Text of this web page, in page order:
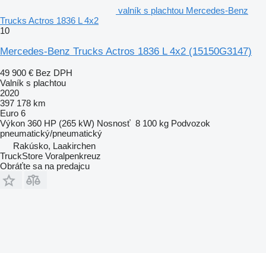
valník s plachtou Mercedes-Benz
Trucks Actros 1836 L 4x2
10
Mercedes-Benz Trucks Actros 1836 L 4x2 (15150G3147)
49 900 € Bez DPH
Valník s plachtou
2020
397 178 km
Euro 6
Výkon 360 HP (265 kW) Nosnosť 8 100 kg Podvozok
pneumatický/pneumatický
Rakúsko, Laakirchen
TruckStore Voralpenkreuz
Obráťte sa na predajcu